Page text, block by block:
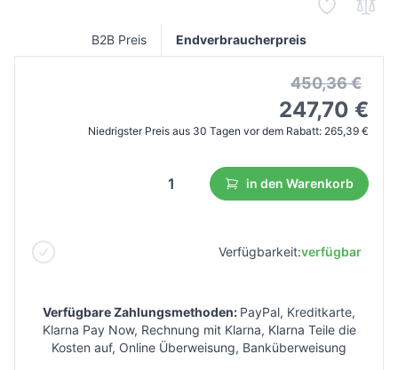
B2B Preis Endverbraucherpreis
450,36 €
247,70 €
Niedrigster Preis aus 30 Tagen vor dem Rabatt: 265,39 €
in den Warenkorb
Verfügbarkeit:verfügbar
Verfügbare Zahlungsmethoden: PayPal, Kreditkarte,
Klarna Pay Now, Rechnung mit Klarna, Klarna Teile die
Kosten auf, Online Überweisung, Banküberweisung